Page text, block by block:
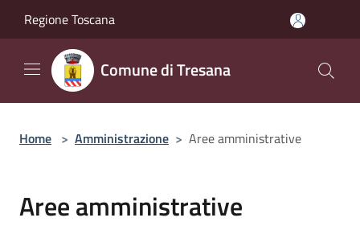
Regione Toscana
Comune di Tresana
Home > Amministrazione > Aree amministrative
Aree amministrative